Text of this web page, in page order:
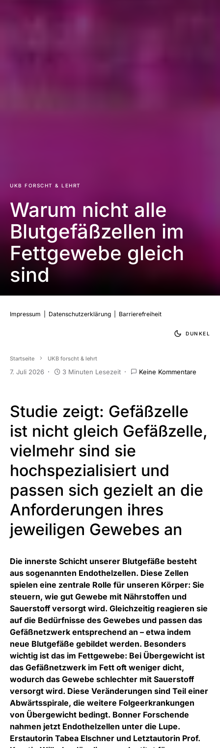
UKB FORSCHT & LEHRT
Warum nicht alle
Blutgefäßzellen im
Fettgewebe gleich
sind
Impressum Datenschutzerklärung Barrierefreiheit
Startseite UKB forscht & lehrt
7. Juli 2026 3 Minuten Lesezeit Keine Kommentare
DUNKEL
Studie zeigt: Gefäßzelle
ist nicht gleich Gefäßzelle,
vielmehr sind sie
hochspezialisiert und
passen sich gezielt an die
Anforderungen ihres
jeweiligen Gewebes an
Die innerste Schicht unserer Blutgefäße besteht
aus sogenannten Endothelzellen. Diese Zellen
spielen eine zentrale Rolle für unseren Körper: Sie
steuern, wie gut Gewebe mit Nährstoffen und
Sauerstoff versorgt wird. Gleichzeitig reagieren sie
auf die Bedürfnisse des Gewebes und passen das
Gefäßnetzwerk entsprechend an – etwa indem
neue Blutgefäße gebildet werden. Besonders
wichtig ist das im Fettgewebe: Bei Übergewicht ist
das Gefäßnetzwerk im Fett oft weniger dicht,
wodurch das Gewebe schlechter mit Sauerstoff
versorgt wird. Diese Veränderungen sind Teil einer
Abwärtsspirale, die weitere Folgeerkrankungen
von Übergewicht bedingt. Bonner Forschende
nahmen jetzt Endothelzellen unter die Lupe.
Erstautorin Tabea Elschner und Letztautorin Prof.